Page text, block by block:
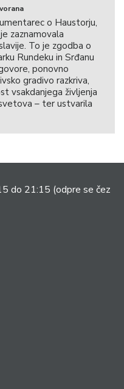
o Haustorju,
zaznamovala
To je zgodba o
Rundeku in Srđanu
ponovno
gradivo razkriva,
vsakdanjega življenja
– ter ustvarila
do 21:15 (odpre se čez